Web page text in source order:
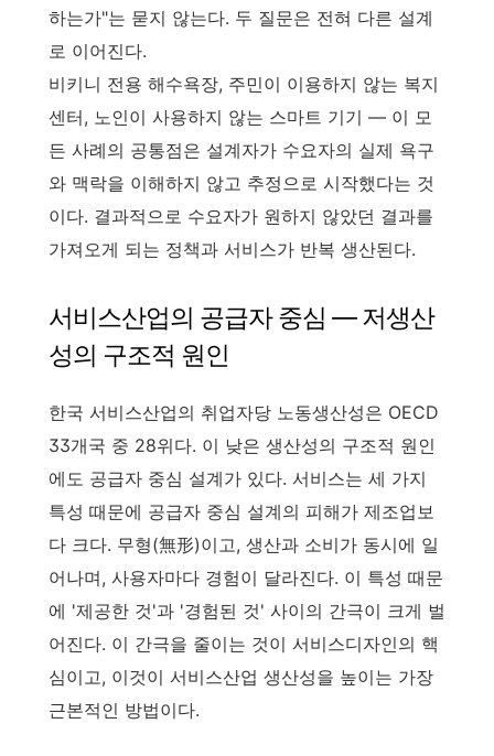
하는가"는 묻지 않는다. 두 질문은 전혀 다른 설계
로 이어진다.
비키니 전용 해수욕장, 주민이 이용하지 않는 복지
센터, 노인이 사용하지 않는 스마트 기기 — 이 모
든 사례의 공통점은 설계자가 수요자의 실제 욕구
와 맥락을 이해하지 않고 추정으로 시작했다는 것
이다. 결과적으로 수요자가 원하지 않았던 결과를
가져오게 되는 정책과 서비스가 반복 생산된다.
서비스산업의 공급자 중심 — 저생산
성의 구조적 원인
한국 서비스산업의 취업자당 노동생산성은 OECD
33개국 중 28위다. 이 낮은 생산성의 구조적 원인
에도 공급자 중심 설계가 있다. 서비스는 세 가지
특성 때문에 공급자 중심 설계의 피해가 제조업보
다 크다. 무형(無形)이고, 생산과 소비가 동시에 일
어나며, 사용자마다 경험이 달라진다. 이 특성 때문
에 '제공한 것'과 '경험된 것' 사이의 간극이 크게 벌
어진다. 이 간극을 줄이는 것이 서비스디자인의 핵
심이고, 이것이 서비스산업 생산성을 높이는 가장
근본적인 방법이다.